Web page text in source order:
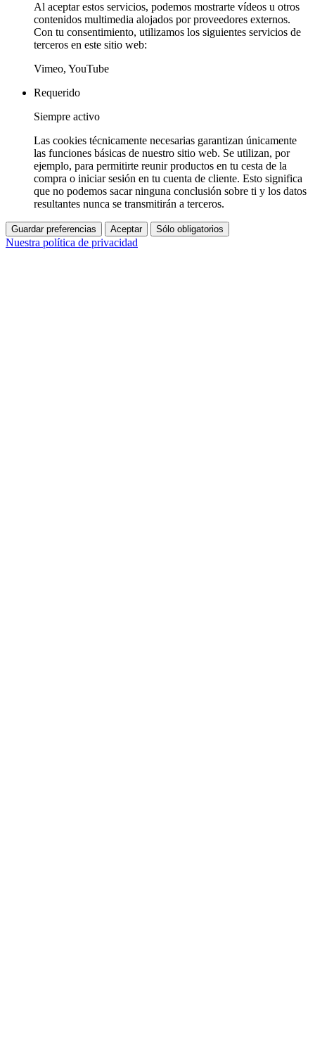
Al aceptar estos servicios, podemos mostrarte vídeos u otros
contenidos multimedia alojados por proveedores externos.
Con tu consentimiento, utilizamos los siguientes servicios de
terceros en este sitio web:
Vimeo, YouTube
Requerido
Siempre activo
Las cookies técnicamente necesarias garantizan únicamente
las funciones básicas de nuestro sitio web. Se utilizan, por
ejemplo, para permitirte reunir productos en tu cesta de la
compra o iniciar sesión en tu cuenta de cliente. Esto significa
que no podemos sacar ninguna conclusión sobre ti y los datos
resultantes nunca se transmitirán a terceros.
Guardar preferencias Aceptar Sólo obligatorios
Nuestra política de privacidad